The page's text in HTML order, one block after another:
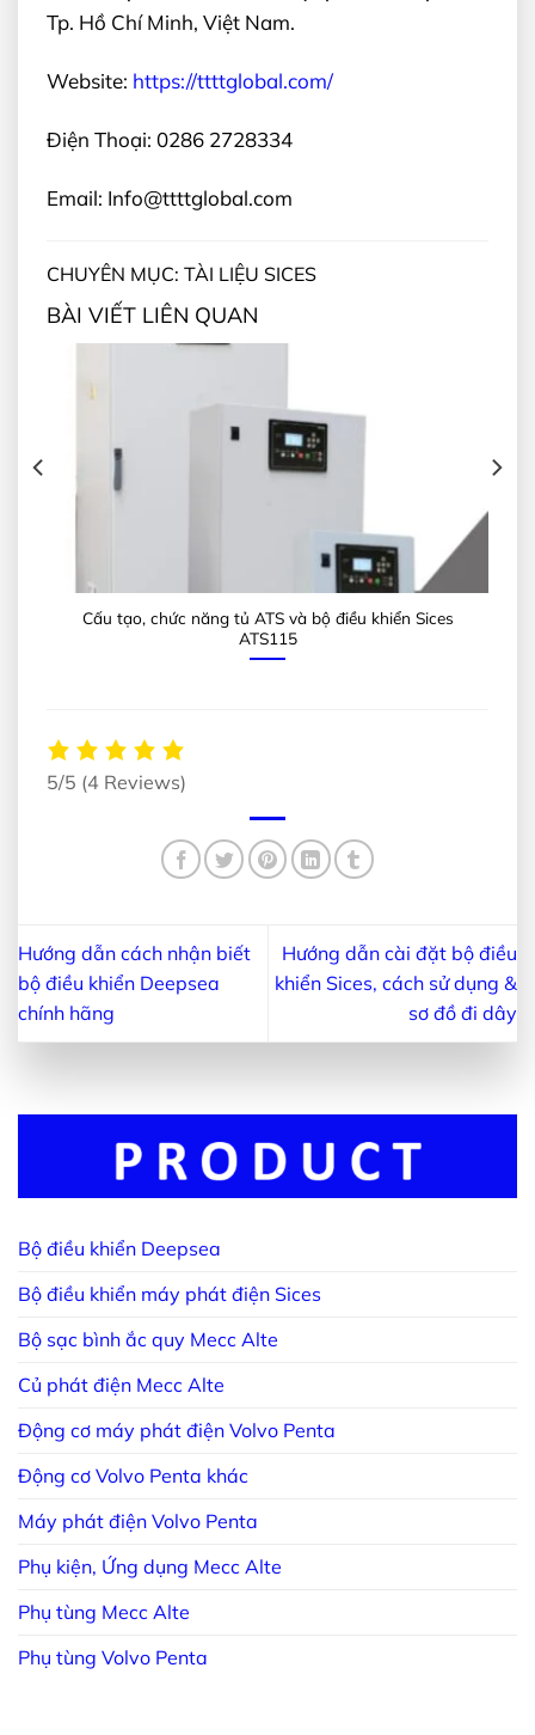
Tp. Hồ Chí Minh, Việt Nam.
Website: https://ttttglobal.com/
Điện Thoại: 0286 2728334
Email: Info@ttttglobal.com
CHUYÊN MỤC: TÀI LIỆU SICES
BÀI VIẾT LIÊN QUAN
Cấu tạo, chức năng tủ ATS và bộ điều khiển Sices
ATS115
5/5 (4 Reviews)
Hướng dẫn cách nhận biết
bộ điều khiển Deepsea
chính hãng
Hướng dẫn cài đặt bộ điều
khiển Sices, cách sử dụng &
sơ đồ đi dây
Bộ điều khiển Deepsea
Bộ điều khiển máy phát điện Sices
Bộ sạc bình ắc quy Mecc Alte
Củ phát điện Mecc Alte
Động cơ máy phát điện Volvo Penta
Động cơ Volvo Penta khác
Máy phát điện Volvo Penta
Phụ kiện, Ứng dụng Mecc Alte
Phụ tùng Mecc Alte
Phụ tùng Volvo Penta